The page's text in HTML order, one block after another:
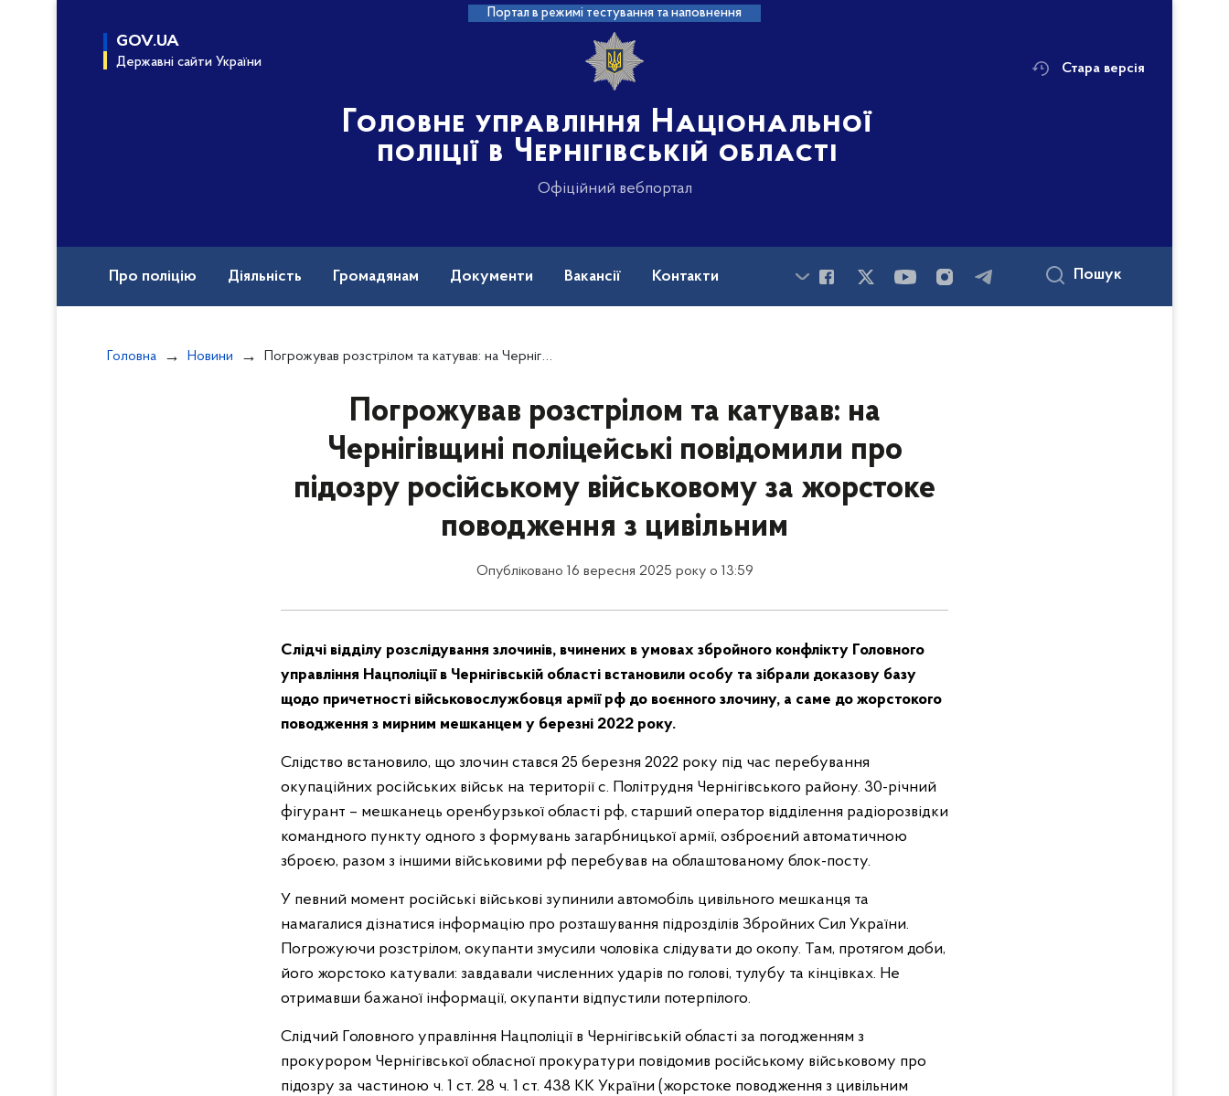
Портал в режимі тестування та наповнення
GOV.UA
Державні сайти України
Головне управління Національної
поліції в Чернігівській області
Офіційний вебпортал
Стара версія
Про поліцію Діяльність Громадянам Документи Вакансії Контакти Пошук
Головна Новини Погрожував розстрілом та катував: на Чернігівщині поліцейські повідомили про підозру російському військовому за жорстоке поводження з цивільним
Погрожував розстрілом та катував: на
Чернігівщині поліцейські повідомили про
підозру російському військовому за жорстоке
поводження з цивільним
Опубліковано 16 вересня 2025 року о 13:59
Слідчі відділу розслідування злочинів, вчинених в умовах збройного конфлікту Головного
управління Нацполіції в Чернігівській області встановили особу та зібрали доказову базу
щодо причетності військовослужбовця армії рф до воєнного злочину, а саме до жорстокого
поводження з мирним мешканцем у березні 2022 року.
Слідство встановило, що злочин стався 25 березня 2022 року під час перебування
окупаційних російських військ на території с. Політрудня Чернігівського району. 30-річний
фігурант – мешканець оренбурзької області рф, старший оператор відділення радіорозвідки
командного пункту одного з формувань загарбницької армії, озброєний автоматичною
зброєю, разом з іншими військовими рф перебував на облаштованому блок-посту.
У певний момент російські військові зупинили автомобіль цивільного мешканця та
намагалися дізнатися інформацію про розташування підрозділів Збройних Сил України.
Погрожуючи розстрілом, окупанти змусили чоловіка слідувати до окопу. Там, протягом доби,
його жорстоко катували: завдавали численних ударів по голові, тулубу та кінцівках. Не
отримавши бажаної інформації, окупанти відпустили потерпілого.
Слідчий Головного управління Нацполіції в Чернігівській області за погодженням з
прокурором Чернігівської обласної прокуратури повідомив російському військовому про
підозру за частиною ч. 1 ст. 28 ч. 1 ст. 438 КК України (жорстоке поводження з цивільним